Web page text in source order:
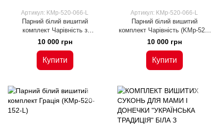
Артикул: KMр-520-066-L
Парний білий вишитий
комплект Чарівність з
вишитими клинами (KMр-520-
10 000 грн
Купити
Артикул: KMр-520-066-L
Парний білий вишитий
комплект Чарівність (KMр-520-
066-L)
10 000 грн
Купити